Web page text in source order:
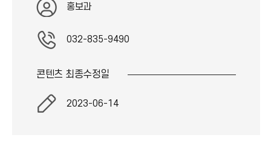
홍보과
032-835-9490
콘텐츠 최종수정일
2023-06-14